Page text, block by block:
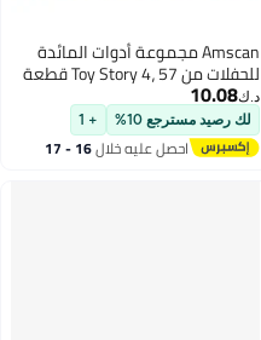
Amscan مجموعة أدوات المائدة
للحفلات من Toy Story 4، 57 قطعة
لـ 8 ضيوف، تتضمن مناديل وأطباق
وأكواب وأدوات مائدة وغطاء طاولة
د.ك‏10.08
لك رصيد مسترجع 10% + 1
احصل عليه خلال 16 - 17